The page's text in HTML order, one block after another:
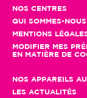
NOS CENTRES
QUI SOMMES-
MENTIONS
MODIFIER MES
EN MATIÈRE DE
NOS APPAREILS
LES ACTUALITÉS